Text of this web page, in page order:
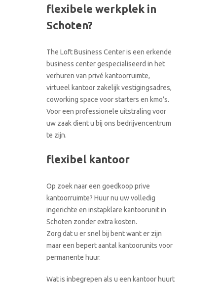
CONTACT
flexibele werkplek in
Schoten?
The Loft Business Center is een erkende
business center gespecialiseerd in het
verhuren van privé kantoorruimte,
virtueel kantoor zakelijk vestigingsadres,
coworking space voor starters en kmo’s.
Voor een professionele uitstraling voor
uw zaak dient u bij ons bedrijvencentrum
te zijn.
flexibel kantoor
Op zoek naar een goedkoop prive
kantoorruimte? Huur nu uw volledig
ingerichte en instapklare kantoorunit in
Schoten zonder extra kosten.
Zorg dat u er snel bij bent want er zijn
maar een bepert aantal kantoorunits voor
permanente huur.
Wat is inbegrepen als u een kantoor huurt